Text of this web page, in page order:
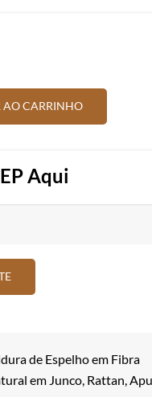
CARRINHO
Aqui
de Espelho em Fibra
em Junco, Rattan,